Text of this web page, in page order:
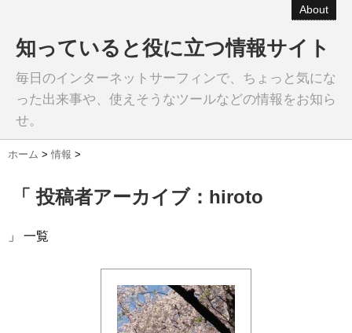
About
知っていると役に立つ情報サイト
毎日のインターネットサーフィンで、ちょっと気にな
った出来事や、使えそうなツールなどの情報をお知ら
せ。
ホーム > 情報 >
「 投稿者アーカイブ：hiroto
」 一覧